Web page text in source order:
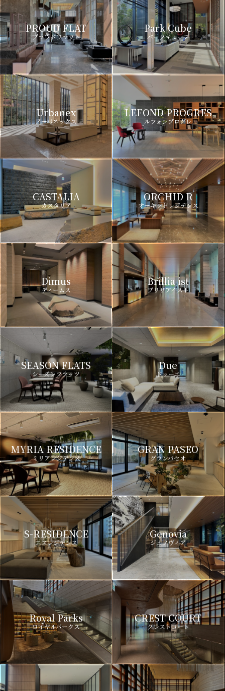
PROUD FLAT
プラウドフラット
Park Cube
パークキューブ
Urbanex
アーバネックス
LEFOND PROGRES
ルフォンプログレ
CASTALIA
カスタリア
ORCHID R
オーキッドレジデンス
Dimus
ディームス
Brillia ist
ブリリアイスト
SEASON FLATS
シーズンフラッツ
Due
ドゥーエ
MYRIA RESIDENCE
ミリアレジデンス
GRAN PASEO
グランパセオ
S-RESIDENCE
エスレジデンス
Genovia
ジェノヴィア
Royal Parks
ロイヤルパークス
CREST COURT
クレストコート